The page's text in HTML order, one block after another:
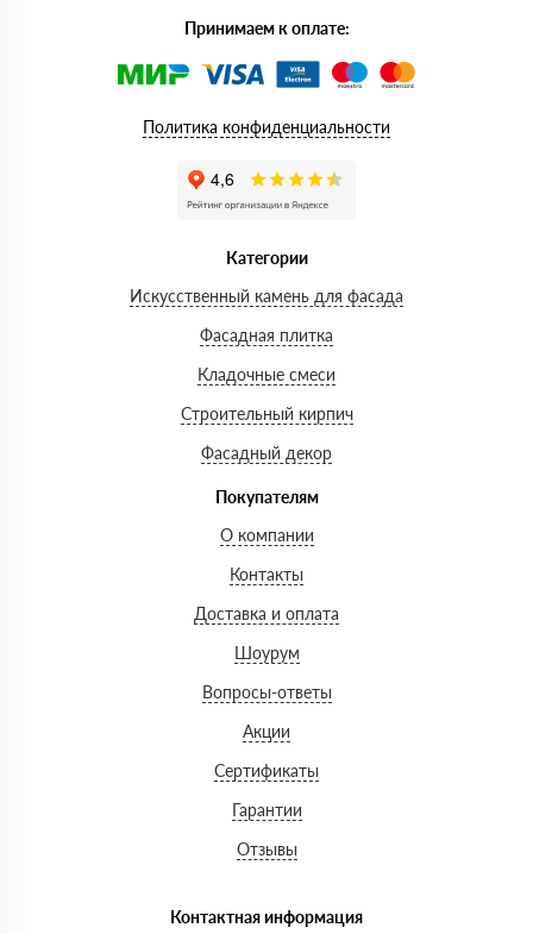
Принимаем к оплате:
Политика конфиденциальности
Категории
Искусственный камень для фасада
Фасадная плитка
Кладочные смеси
Строительный кирпич
Фасадный декор
Покупателям
О компании
Контакты
Доставка и оплата
Шоурум
Вопросы-ответы
Акции
Сертификаты
Гарантии
Отзывы
Контактная информация